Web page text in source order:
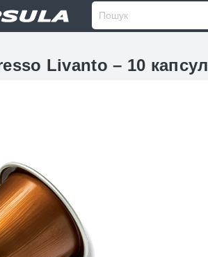
Livanto – 10 капсул